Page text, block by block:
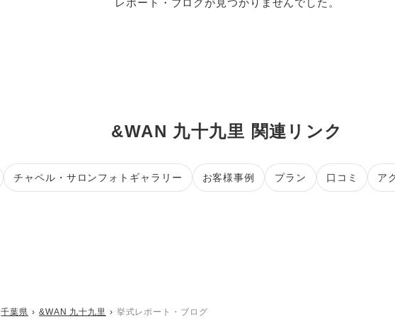
レポート・ブログが見つかりませんでした。
&WAN 九十九里 関連リンク
チャペル・サロンフォトギャラリー お客様事例 プラン 口コミ ア
千葉県 &WAN 九十九里 挙式レポート・ブログ